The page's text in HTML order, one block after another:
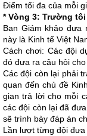
Điểm tối đa của mỗi
* Vòng 3: Trường
Ban Giám khảo đưa
này là Kinh tế Việt
Cách chơi: Các đội
đó đưa ra câu hỏi
Các đội còn lại phải
quan đến chủ đề
gian trả lời cho mỗi
các đội còn lại đã
sẽ trình bày đáp án
Lần lượt từng đội